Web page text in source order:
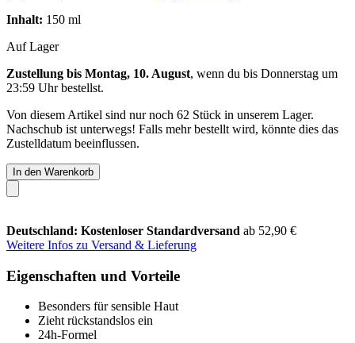
Inhalt: 150 ml
Auf Lager
Zustellung bis Montag, 10. August, wenn du bis Donnerstag um
23:59 Uhrbestellst.
Von diesem Artikel sind nur noch 62 Stück in unserem Lager.
Nachschub ist unterwegs! Falls mehr bestellt wird, könnte dies das
Zustelldatum beeinflussen.
In den Warenkorb
Deutschland: Kostenloser Standardversand ab 52,90 €
Weitere Infos zu Versand & Lieferung
Eigenschaften und Vorteile
Besonders für sensible Haut
Zieht rückstandslos ein
24h-Formel